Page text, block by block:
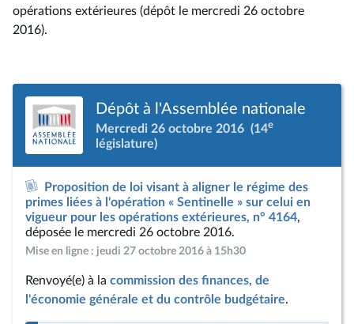
opérations extérieures (dépôt le mercredi 26 octobre
2016).
Dépôt à l'Assemblée nationale
Mercredi 26 octobre 2016 (14e
législature)
Proposition de loi visant à aligner le régime des
primes liées à l'opération « Sentinelle » sur celui en
vigueur pour les opérations extérieures, n° 4164,
déposée le mercredi 26 octobre 2016.
Mise en ligne : jeudi 27 octobre 2016 à 15h30
Renvoyé(e) à la commission des finances, de
l'économie générale et du contrôle budgétaire.